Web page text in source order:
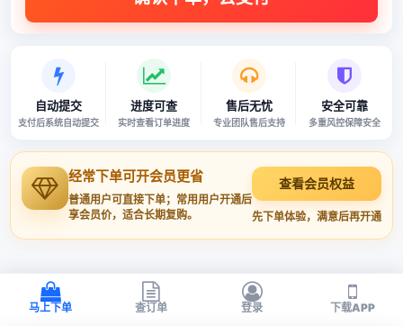
自动提交
支付后系统自动提交
进度可查
实时查看订单进度
售后无忧
专业团队售后支持
安全可靠
多重风控保障安全
经常下单可开会员更省
普通用户可直接下单；常用用户开通后
享会员价，适合长期复购。
查看会员权益
先下单体验，满意后再开通
马上下单 查订单 登录 下载APP